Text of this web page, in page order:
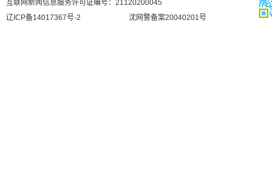
互联网新闻信息服务许可证编号：21120200045
辽ICP备14017367号-2
沈网警备案20040201号